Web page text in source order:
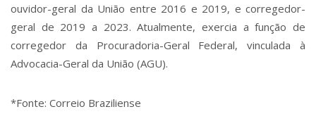
ouvidor-geral da União entre 2016 e 2019, e corregedor-
geral de 2019 a 2023. Atualmente, exercia a função de
corregedor da Procuradoria-Geral Federal, vinculada à
Advocacia-Geral da União (AGU).
*Fonte: Correio Braziliense